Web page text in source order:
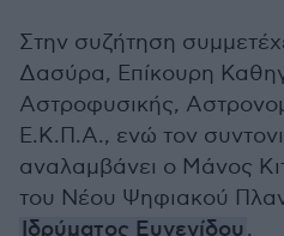
Στην συζήτηση
Δασύρα, Επίκουρη
Αστροφυσικής,
Ε.Κ.Π.Α., ενώ τον
αναλαμβάνει ο Μάνος
του Νέου Ψηφιακού
Ιδρύματος Ευγενίδου .